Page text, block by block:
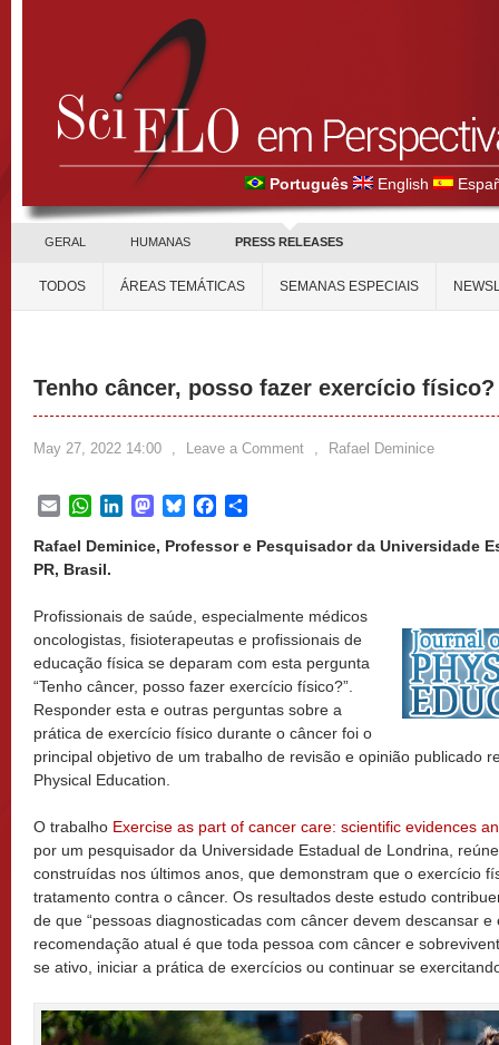
Português English
GERAL HUMANAS PRESS RELEASES
TODOS ÁREAS TEMÁTICAS SEMANAS ESPECIAIS
Tenho câncer, posso fazer exercício físico?
May 27, 2022 14:00 , Leave a Comment , Rafael Deminice
EmailWhatsApp
LinkedInMastodon
BlueskyFacebook
Rafael Deminice, Professor e Pesquisador da Universidade
PR, Brasil.
Profissionais de saúde, especialmente médicos
oncologistas, fisioterapeutas e profissionais de
educação física se deparam com esta pergunta
“Tenho câncer, posso fazer exercício físico?”.
Responder esta e outras perguntas sobre a
prática de exercício físico durante o câncer foi o
principal objetivo de um trabalho de revisão e opinião publicado
Physical Education.
O trabalho Exercise as part of cancer care: scientific evidences
por um pesquisador da Universidade Estadual de Londrina,
construídas nos últimos anos, que demonstram que o exercício
tratamento contra o câncer. Os resultados deste estudo
de que “pessoas diagnosticadas com câncer devem descansar e
recomendação atual é que toda pessoa com câncer e
se ativo, iniciar a prática de exercícios ou continuar se